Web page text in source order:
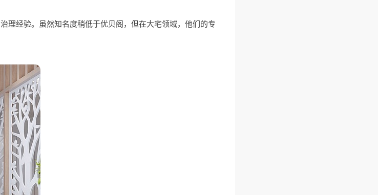
理经验。虽然知名度稍低于优贝阁，但在大宅领域，他们的专